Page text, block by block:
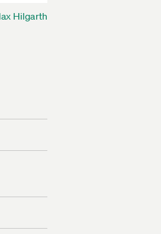
Hilgarth